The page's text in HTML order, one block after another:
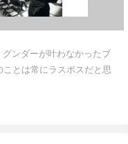
グンダーが叶わなかったブ
とは常にラスボスだと思